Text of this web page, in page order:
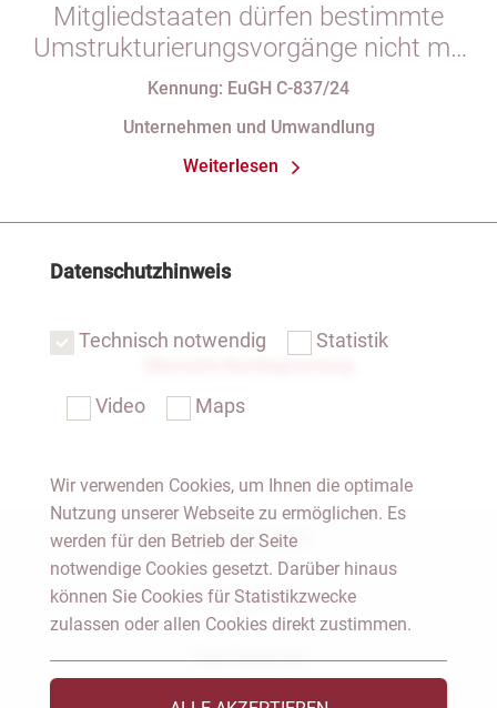
Mitgliedstaaten dürfen bestimmte
Umstrukturierungsvorgänge nicht mit
indirekten Steuern belasten
Kennung: EuGH C-837/24
Unternehmen und Umwandlung
Weiterlesen
Notar Dresden
Fachgebiete
Das Notariat
Datenschutzhinweis
Technisch notwendig Statistik
Video Maps
Wir verwenden Cookies, um Ihnen die optimale
Nutzung unserer Webseite zu ermöglichen. Es
werden für den Betrieb der Seite
notwendige Cookies gesetzt. Darüber hinaus
können Sie Cookies für Statistikzwecke
zulassen oder allen Cookies direkt zustimmen.